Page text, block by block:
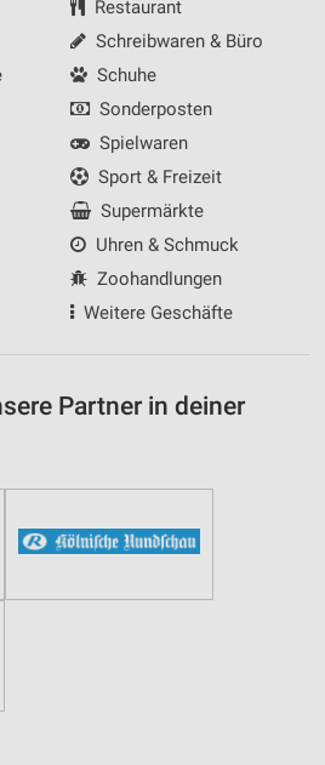
Restaurant
Schreibwaren & Büro
Schuhe
Sonderposten
Spielwaren
Sport & Freizeit
Supermärkte
Uhren & Schmuck
Zoohandlungen
Weitere Geschäfte
Partner in deiner